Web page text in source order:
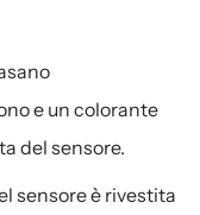
e un colorante
del sensore.
sensore è rivestita